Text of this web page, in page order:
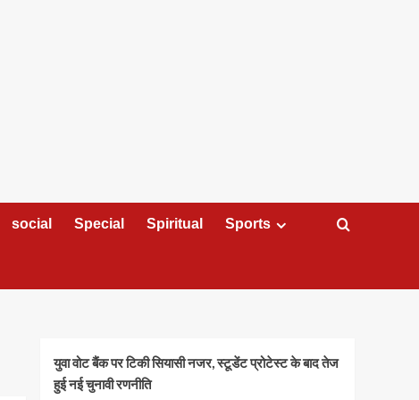
social Special Spiritual Sports
युवा वोट बैंक पर टिकी सियासी नजर, स्टूडेंट प्रोटेस्ट के बाद तेज
हुई नई चुनावी रणनीति